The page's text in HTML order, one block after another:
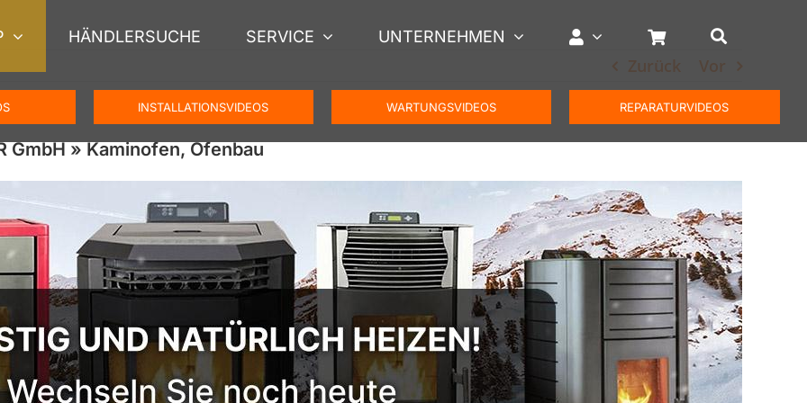
HÄNDLERSUCHE SERVICE UNTERNEHMEN
INSTALLATIONSVIDEOS WARTUNGSVIDEOS REPARATURVIDEOS
Zurück Vor
GmbH » Kaminofen, Ofenbau